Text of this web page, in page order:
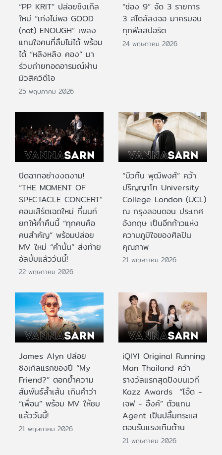
“PP KRIT” ปล่อยซิงเกิล
ใหม่ “เก่งไม่พอ GOOD
(not) ENOUGH” เพลง
แทนใจคนที่ลืมไม่ได้ พร้อม
ได้ “หลิงหลิง คอง” มา
ร่วมถ่ายทอดอารมณ์ผ่าน
มิวสิควิดีโอ
25 พฤษภาคม 2026
“ช่อง 9” จัด 3 รายการ
3 สไตล์ลงจอ มาครบจบ
ทุกฟีลสปอร์ต
24 พฤษภาคม 2026
ปิดฉากอย่างงดงาม!
“THE MOMENT OF
SPECTACLE CONCERT”
คอนเสิร์ตเฉดใหม่ ที่นนท์
ยกให้ค่ำคืนนี้ “ทุกคนคือ
คนสำคัญ” พร้อมปล่อย
MV ใหม่ “คำนั้น” ส่งท้าย
อัลบั้มแล้ววันนี้!
22 พฤษภาคม 2026
“บิวกิ้น พุฒิพงศ์” คว้า
ปริญญาโท University
College London (UCL)
ณ กรุงลอนดอน ประเทศ
อังกฤษ เป็นอีกก้าวแห่ง
ความภูมิใจของศิลปิน
คุณภาพ
21 พฤษภาคม 2026
James Alyn ปล่อย
ซิงเกิลแรกของปี “My
Friend?” ตอกย้ำความ
สัมพันธ์ล้ำเส้น เกินคำว่า
“เพื่อน” พร้อม MV ให้ชม
แล้ววันนี้!
21 พฤษภาคม 2026
iQIYI Original Running
Man Thailand คว้า
รางวัลแรกสุดปังบนเวที
Kazz Awards “โอ๊ต -
เจฟ - อิ้งค์” ตัวแทน
Agent เป็นปลื้มกระแส
ตอบรับแรงเกินต้าน
21 พฤษภาคม 2026